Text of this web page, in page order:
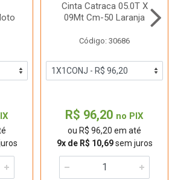
Cinta Catraca 05.0T X
09Mt Cm-50 Laranja
Código: 30686
R$ 96,20 no PIX
ou R$ 96,20 em até
9x de R$ 10,69sem juros